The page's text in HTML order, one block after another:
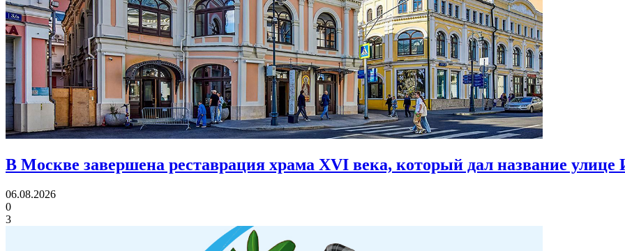
В Москве завершена реставрация храма XVI века, который дал название улице
06.08.2026
0
3